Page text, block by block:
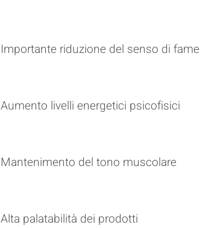
Importante riduzione del senso di fame
Aumento livelli energetici psicofisici
Mantenimento del tono muscolare
Alta palatabilità dei prodotti